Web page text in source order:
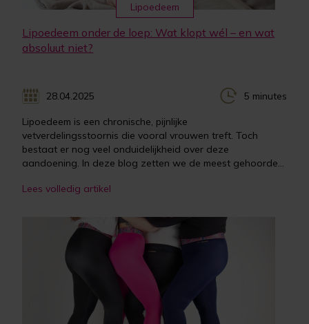
Lipoedeem
Lipoedeem onder de loep: Wat klopt wél – en wat
absoluut niet?
28.04.2025 5 minutes
Lipoedeem is een chronische, pijnlijke
vetverdelingsstoornis die vooral vrouwen treft. Toch
bestaat er nog veel onduidelijkheid over deze
aandoening. In deze blog zetten we de meest gehoorde...
Lees volledig artikel